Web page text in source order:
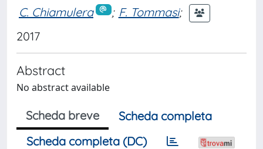
C. Chiamulera ; F. Tommasi;
2017
Abstract
No abstract available
Scheda breve
Scheda completa
Scheda completa (DC)